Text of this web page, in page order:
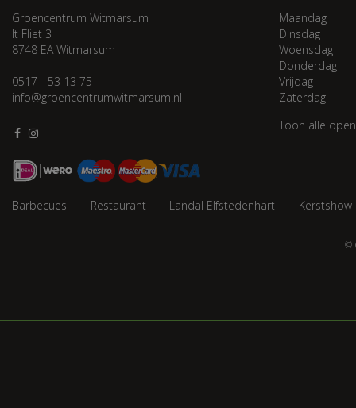
Groencentrum Witmarsum
It Fliet 3
8748 EA Witmarsum
0517 - 53 13 75
info@groencentrumwitmarsum.nl
Maandag
Dinsdag
Woensdag
Donderdag
Vrijdag
Zaterdag
Toon alle
Barbecues Restaurant Landal Elfstedenhart Kerstshow
©